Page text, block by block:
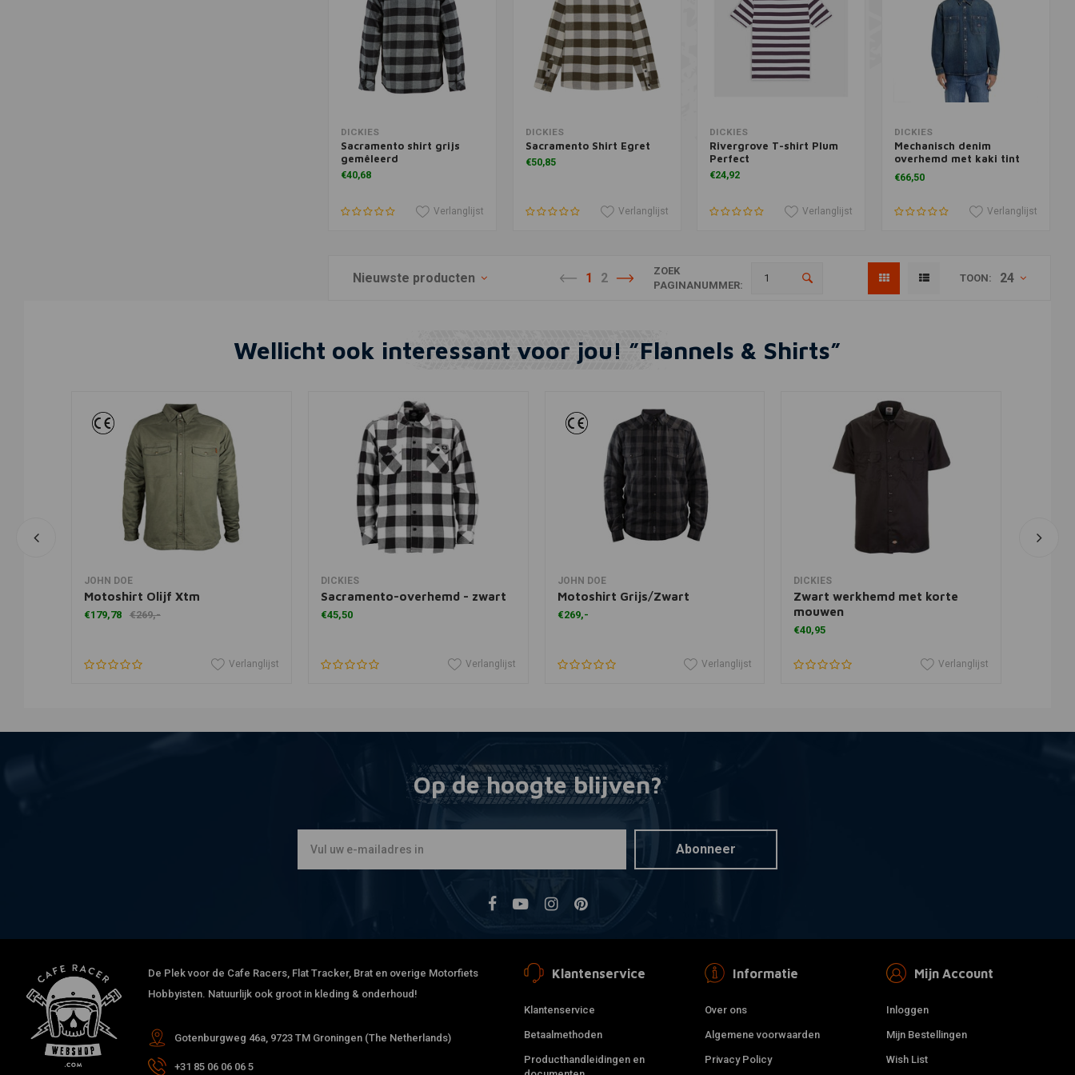
Meer informatie
DICKIES
Sacramento shirt grijs
gemêleerd
€40,68
Verlanglijst
Meer informatie
DICKIES
Sacramento Shirt Egret
€50,85
Verlanglijst
Meer informatie
DICKIES
Rivergrove T-shirt Plum
Perfect
€24,92
Verlanglijst
Meer informatie
DICKIES
Mechanisch denim
overhemd met kaki tint
blauw
€66,50
Verlanglijst
Nieuwste producten 1 2
ZOEK
PAGINANUMMER:
TOON: 24
Wellicht ook interessant voor jou! ”Flannels & Shirts”
JOHN DOE
Motoshirt Olijf Xtm
€179,78 €269,-
Verlanglijst
DICKIES
Sacramento-overhemd - zwart
€45,50
Verlanglijst
JOHN DOE
Motoshirt Grijs/Zwart
€269,-
Verlanglijst
DICKIES
Zwart werkhemd met korte
mouwen
€40,95
Verlanglijst
Op de hoogte blijven?
Abonneer
De Plek voor de Cafe Racers, Flat Tracker, Brat en overige Motorfiets
Hobbyisten. Natuurlijk ook groot in kleding & onderhoud!
Gotenburgweg 46a, 9723 TM Groningen (The Netherlands)
+31 85 06 06 06 5
Klantenservice
Klantenservice
Betaalmethoden
Producthandleidingen en
Informatie
Over ons
Algemene voorwaarden
Privacy Policy
Mijn Account
Inloggen
Mijn Bestellingen
Wish List